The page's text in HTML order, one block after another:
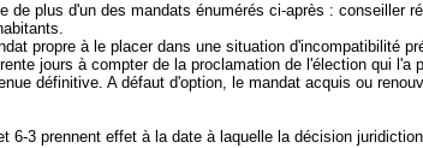
plus d'un des mandats énumérés ci-après : conseiller
propre à le placer dans une situation d'incompatibilité
jours à compter de la proclamation de l'élection qui l'a
définitive. A défaut d'option, le mandat acquis ou
3 prennent effet à la date à laquelle la décision